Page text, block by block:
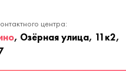
центра:
, Озёрная улица, 11к2,